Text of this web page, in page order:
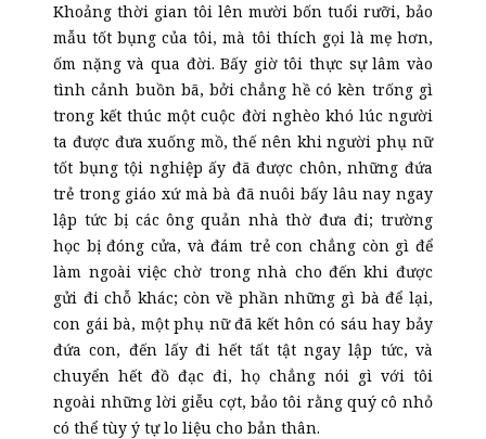
Khoảng thời gian tôi lên mười bốn tuổi rưỡi, bảo
mẫu tốt bụng của tôi, mà tôi thích gọi là mẹ hơn,
ốm nặng và qua đời. Bấy giờ tôi thực sự lâm vào
tình cảnh buồn bã, bởi chẳng hề có kèn trống gì
trong kết thúc một cuộc đời nghèo khó lúc người
ta được đưa xuống mồ, thế nên khi người phụ nữ
tốt bụng tội nghiệp ấy đã được chôn, những đứa
trẻ trong giáo xứ mà bà đã nuôi bấy lâu nay ngay
lập tức bị các ông quản nhà thờ đưa đi; trường
học bị đóng cửa, và đám trẻ con chẳng còn gì để
làm ngoài việc chờ trong nhà cho đến khi được
gửi đi chỗ khác; còn về phần những gì bà để lại,
con gái bà, một phụ nữ đã kết hôn có sáu hay bảy
đứa con, đến lấy đi hết tất tật ngay lập tức, và
chuyển hết đồ đạc đi, họ chẳng nói gì với tôi
ngoài những lời giễu cợt, bảo tôi rằng quý cô nhỏ
có thể tùy ý tự lo liệu cho bản thân.